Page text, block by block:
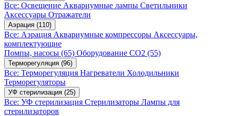
Все: Освещение Аквариумные лампы Светильники
Аксессуары Отражатели
Аэрация (110)
Все: Аэрация Аквариумные компрессоры Аксессуары,
комплектующие
Помпы, насосы (65) Оборудование CO2 (55)
Терморегуляция (96)
Все: Терморегуляция Нагреватели Холодильники
Терморегуляторы
УФ стерилизация (25)
Все: УФ стерилизация Стерилизаторы Лампы для
стерилизаторов